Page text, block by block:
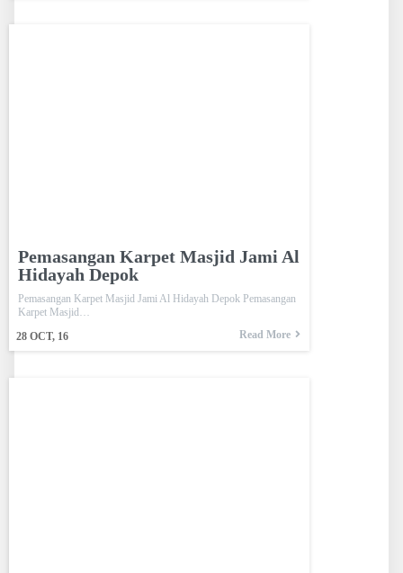
Pemasangan Karpet Masjid Jami Al
Hidayah Depok
28 OCT, 16
Pemasangan Karpet Masjid Jami Al Hidayah Depok Pemasangan
Karpet Masjid…
Read More